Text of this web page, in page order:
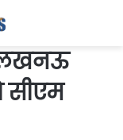
लखनऊ
सीएम